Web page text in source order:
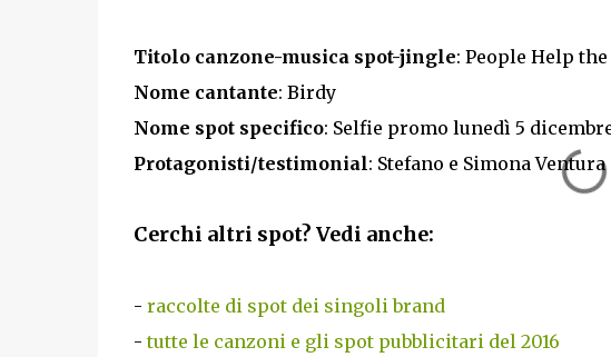
Titolo canzone-musica spot-jingle: People Help
Nome cantante: Birdy
Nome spot specifico: Selfie promo lunedì 5
Protagonisti/testimonial: Stefano e Simona Ventura
Cerchi altri spot? Vedi anche:
- raccolte di spot dei singoli brand
-tutte le canzoni e gli spot pubblicitari del 2016